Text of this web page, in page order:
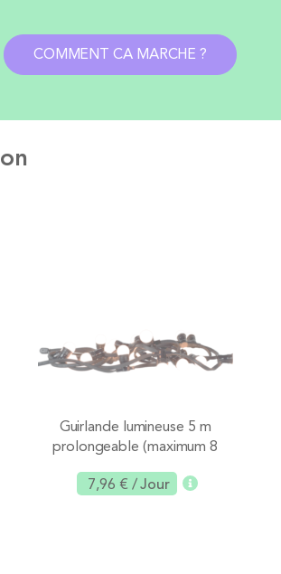
COMMENT CA MARCHE ?
Guirlande lumineuse 5 m
prolongeable (maximum 8
guirlandes)
7,96 € / Jour